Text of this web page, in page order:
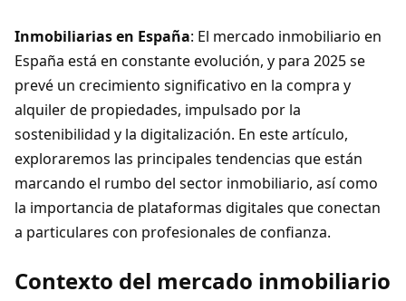
Inmobiliarias en España: El mercado inmobiliario en
España está en constante evolución, y para 2025 se
prevé un crecimiento significativo en la compra y
alquiler de propiedades, impulsado por la
sostenibilidad y la digitalización. En este artículo,
exploraremos las principales tendencias que están
marcando el rumbo del sector inmobiliario, así como
la importancia de plataformas digitales que conectan
a particulares con profesionales de confianza.
Contexto del mercado inmobiliario